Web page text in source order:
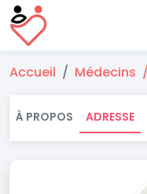
Accueil Médecins
À PROPOS ADRESSE